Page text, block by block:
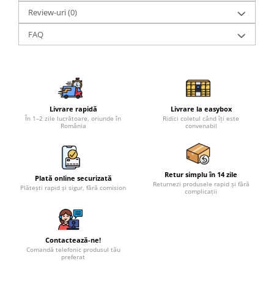
Review-uri(0)
FAQ
Livrare rapidă
În 1–2 zile lucrătoare, oriunde în
România
Livrare la easybox
Ridici coletul când îți este
convenabil
Plată online securizată
Plătești rapid și sigur, fără comision
Retur simplu în 14 zile
Returnezi produsele rapid și fără
complicații
Contactează-ne!
Comandă telefonic produsul tău
preferat